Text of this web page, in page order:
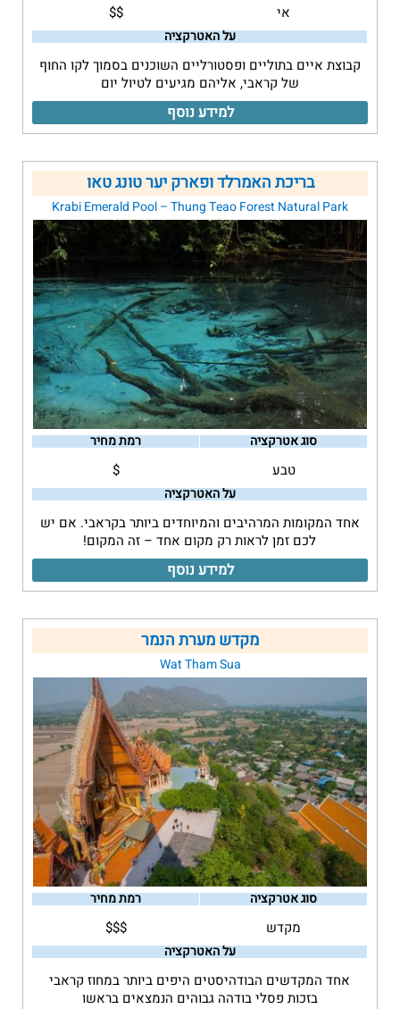
אי $$
על האטרקציה
קבוצת איים בתוליים ופסטורליים השוכנים בסמוך לקו החוף
של קראבי, אליהם מגיעים לטיול יום
למידע נוסף
בריכת האמרלד ופארק יער טונג טאו
Krabi Emerald Pool – Thung Teao Forest Natural Park
סוג אטרקציה
טבע
רמת מחיר
$
על האטרקציה
אחד המקומות המרהיבים והמיוחדים ביותר בקראבי. אם יש
לכם זמן לראות רק מקום אחד – זה המקום!
למידע נוסף
מקדש מערת הנמר
Wat Tham Sua
סוג אטרקציה
מקדש
רמת מחיר
$$$
על האטרקציה
אחד המקדשים הבודהיסטים היפים ביותר במחוז קראבי
בזכות פסלי בודהה גבוהים הנמצאים בראשו